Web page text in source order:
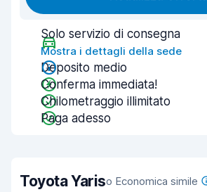
Solo servizio di consegna
Mostra i dettagli della sede
Deposito medio
Conferma immediata!
Chilometraggio illimitato
Paga adesso
Toyota Yariso Economica simile